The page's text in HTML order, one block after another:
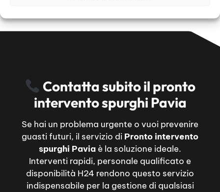
Contatta subito il pronto
intervento spurghi Pavia
Se hai un problema urgente o vuoi prevenire
guasti futuri, il servizio di Pronto intervento
spurghi Pavia è la soluzione ideale.
Interventi rapidi, personale qualificato e
disponibilità H24 rendono questo servizio
indispensabile per la gestione di qualsiasi